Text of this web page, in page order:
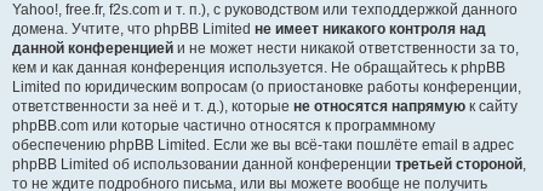
Yahoo!, free.fr, f2s.com и т. п.), с руководством или техподдержкой данного
домена. Учтите, что phpBB Limited не имеет никакого контроля над
данной конференцией и не может нести никакой ответственности за то,
кем и как данная конференция используется. Не обращайтесь к phpBB
Limited по юридическим вопросам (о приостановке работы конференции,
ответственности за неё и т. д.), которые не относятся напрямую к сайту
phpBB.com или которые частично относятся к программному
обеспечению phpBB Limited. Если же вы всё-таки пошлёте email в адрес
phpBB Limited об использовании данной конференции третьей стороной,
то не ждите подробного письма, или вы можете вообще не получить